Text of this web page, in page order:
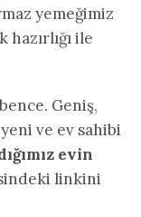
yemeğimiz
ile
Geniş,
ve ev sahibi
evin
linkini